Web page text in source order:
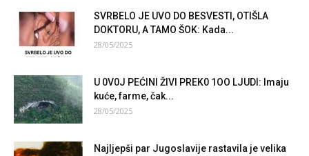
SVRBELO JE UVO DO BESVESTI, OTIŠLA
DOKTORU, A TAMO ŠOK: Kada...
28/05/2025
U 0V0J PEĆINI ŽIVI PREK0 1OO LJUDI: Imaju
kuće, farme, čak...
28/05/2025
Najljepši par Jugoslavije rastavila je velika